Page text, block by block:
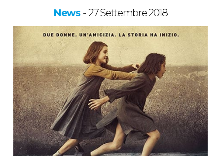
News - 27 Settembre 2018